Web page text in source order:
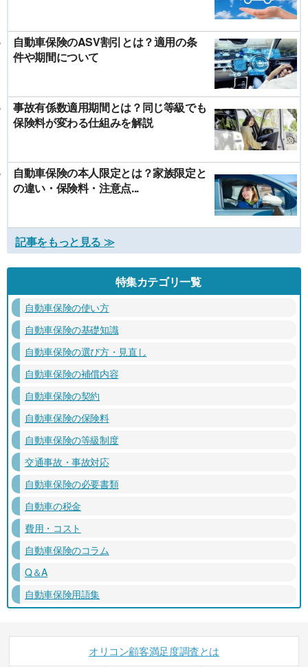
自動車保険のASV割引とは？適用の条
件や期間について
事故有係数適用期間とは？同じ等級でも
保険料が変わる仕組みを解説
自動車保険の本人限定とは？家族限定と
の違い・保険料・注意点...
記事をもっと見る ≫
特集カテゴリ一覧
自動車保険の使い方
自動車保険の基礎知識
自動車保険の選び方・見直し
自動車保険の補償内容
自動車保険の契約
自動車保険の保険料
自動車保険の等級制度
交通事故・事故対応
自動車保険の必要書類
自動車の税金
費用・コスト
自動車保険のコラム
Q＆A
自動車保険用語集
オリコン顧客満足度調査とは